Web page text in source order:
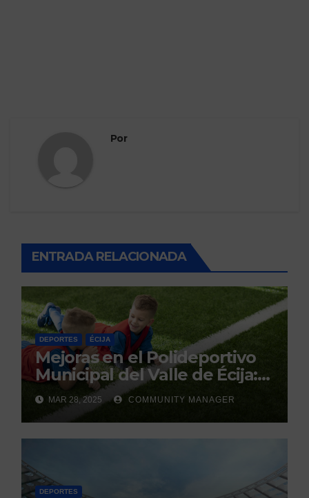
Por
ENTRADA RELACIONADA
DEPORTES ÉCIJA
Mejoras en el Polideportivo
Municipal del Valle de Écija:
Renovación y Mantenimiento
Continuo.
MAR 28, 2025 COMMUNITY MANAGER
DEPORTES